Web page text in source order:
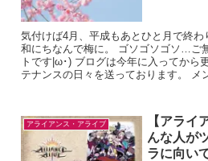
気付けば4月、平成もあとひと月で終
和にちなんで梅に。 ゴソゴソゴソ…ご
トです|ω･) ブログは今年に入ってから
テナンスの日々を送っております。 メ
アライアンス・アライブ
【アライ
んな人が
ラに向い